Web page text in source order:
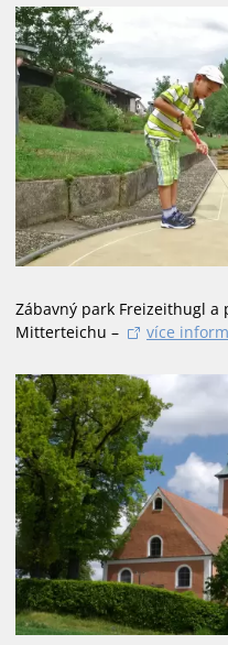
Zábavný park Freizeithugl
Mitterteichu –
více